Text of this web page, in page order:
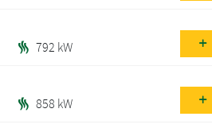
792 kW
858 kW